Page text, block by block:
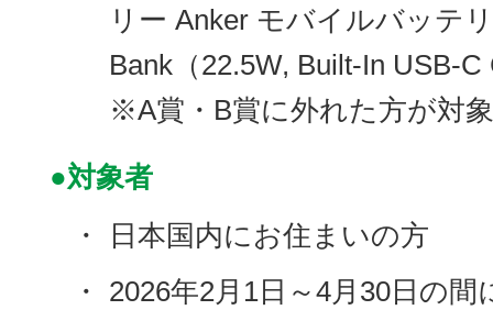
リー Anker モバイルバッテ
Bank（22.5W, Built-In USB-C
※A賞・B賞に外れた方が対象
●対象者
・
日本国内にお住まいの方
・
2026年2月1日～4月30日の